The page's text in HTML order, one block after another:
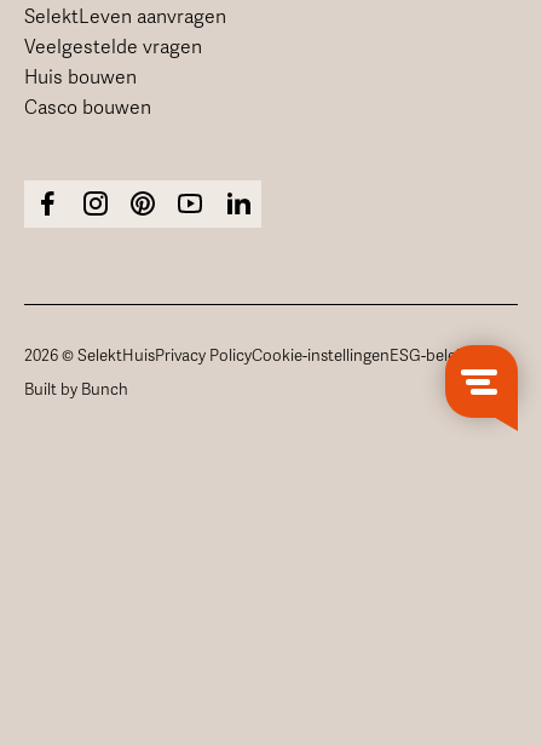
SelektLeven aanvragen
Veelgestelde vragen
Huis bouwen
Casco bouwen
2026 © SelektHuisPrivacy PolicyCookie-instellingenESG-beleid
Built by Bunch